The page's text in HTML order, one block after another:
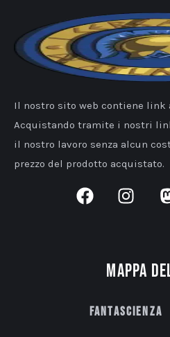
Il nostro sito web contiene link
Acquistando tramite i nostri
il nostro lavoro senza alcun
prezzo del prodotto acquistato.
Mappa
Fantascienza